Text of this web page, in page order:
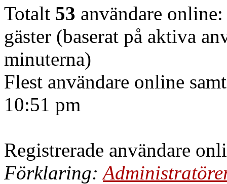
Totalt 53 användare
gäster (baserat på aktiva
minuterna)
Flest användare online
10:51 pm
Registrerade användare
Förklaring: